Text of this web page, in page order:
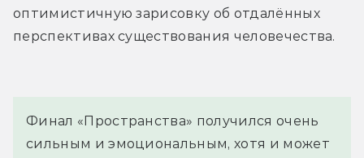
оптимистичную зарисовку об отдалённых
перспективах существования человечества.
Финал «Пространства» получился очень
сильным и эмоциональным, хотя и может